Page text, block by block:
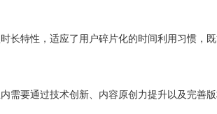
长特性，适应了用户碎片化的时间利用习惯，
需要通过技术创新、内容原创力提升以及完善